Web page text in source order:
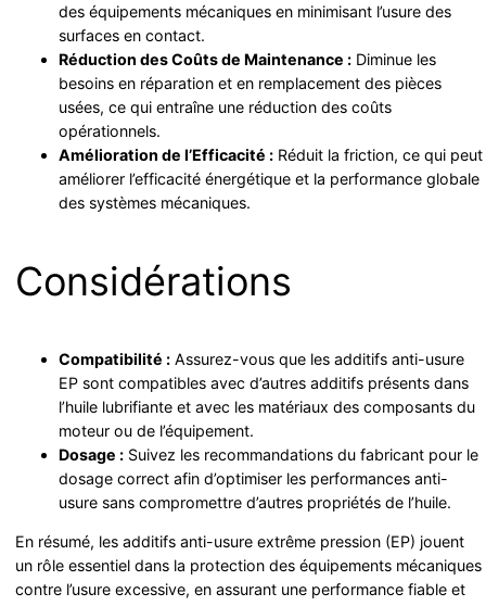
des équipements mécaniques en minimisant l’usure des
surfaces en contact.
Réduction des Coûts de Maintenance : Diminue les
besoins en réparation et en remplacement des pièces
usées, ce qui entraîne une réduction des coûts
opérationnels.
Amélioration de l’Efficacité : Réduit la friction, ce qui peut
améliorer l’efficacité énergétique et la performance globale
des systèmes mécaniques.
Considérations
Compatibilité : Assurez-vous que les additifs anti-usure
EP sont compatibles avec d’autres additifs présents dans
l’huile lubrifiante et avec les matériaux des composants du
moteur ou de l’équipement.
Dosage : Suivez les recommandations du fabricant pour le
dosage correct afin d’optimiser les performances anti-
usure sans compromettre d’autres propriétés de l’huile.
En résumé, les additifs anti-usure extrême pression (EP) jouent
un rôle essentiel dans la protection des équipements mécaniques
contre l’usure excessive, en assurant une performance fiable et